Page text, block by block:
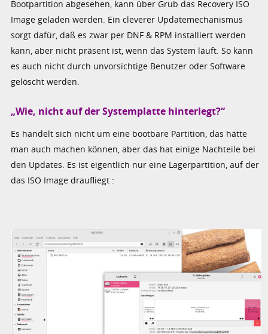
Bootpartition abgesehen, kann über Grub das Recovery ISO
Image geladen werden. Ein cleverer Updatemechanismus
sorgt dafür, daß es zwar per DNF & RPM installiert werden
kann, aber nicht präsent ist, wenn das System läuft. So kann
es auch nicht durch unvorsichtige Benutzer oder Software
gelöscht werden.
„Wie, nicht auf der Systemplatte hinterlegt?“
Es handelt sich nicht um eine bootbare Partition, das hätte
man auch machen können, aber das hat einige Nachteile bei
den Updates. Es ist eigentlich nur eine Lagerpartition, auf der
das ISO Image draufliegt :